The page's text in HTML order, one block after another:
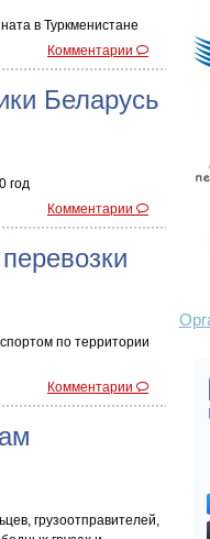
в Туркменистане
Комментарии
Беларусь
год
Комментарии
по территории
Комментарии
грузоотправителей,